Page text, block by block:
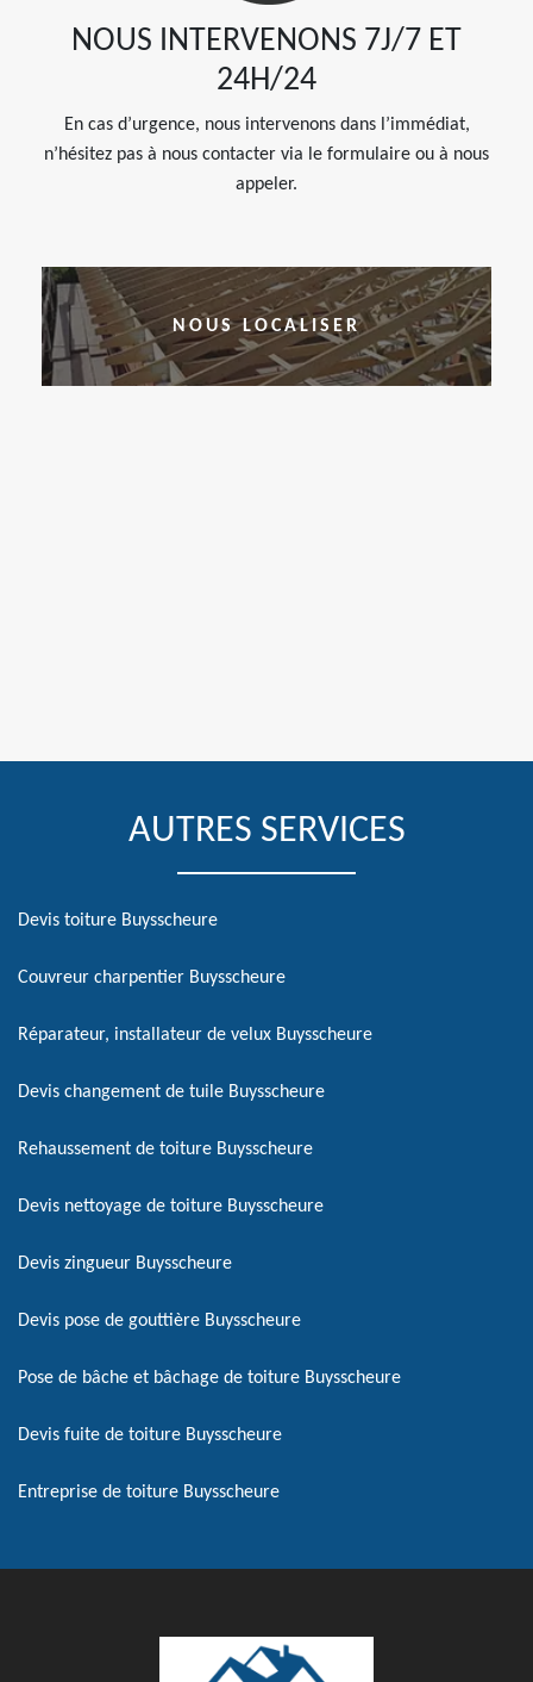
NOUS INTERVENONS 7J/7 ET
24H/24
En cas d’urgence, nous intervenons dans l’immédiat,
n’hésitez pas à nous contacter via le formulaire ou à nous
appeler.
NOUS LOCALISER
AUTRES SERVICES
Devis toiture Buysscheure
Couvreur charpentier Buysscheure
Réparateur, installateur de velux Buysscheure
Devis changement de tuile Buysscheure
Rehaussement de toiture Buysscheure
Devis nettoyage de toiture Buysscheure
Devis zingueur Buysscheure
Devis pose de gouttière Buysscheure
Pose de bâche et bâchage de toiture Buysscheure
Devis fuite de toiture Buysscheure
Entreprise de toiture Buysscheure